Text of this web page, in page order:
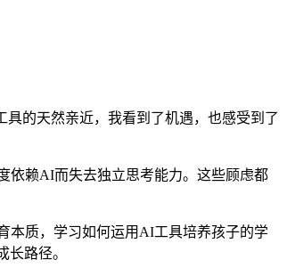
的天然亲近，我看到了机遇，也感受到了
依赖AI而失去独立思考能力。这些顾虑都
本质，学习如何运用AI工具培养孩子的学
路径。